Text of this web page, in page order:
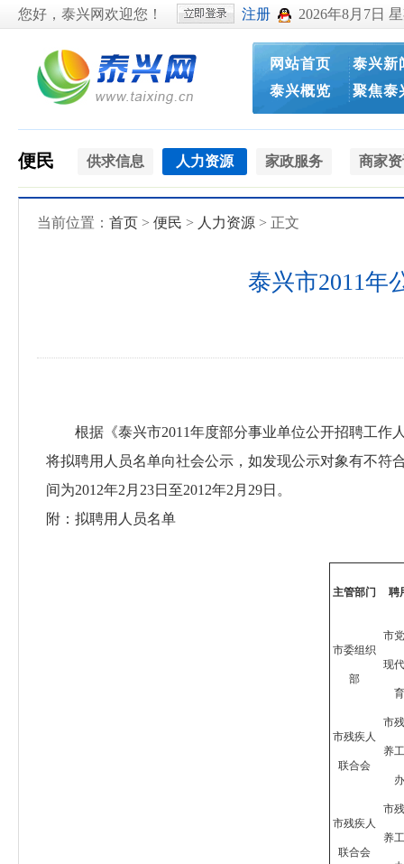
您好，泰兴网欢迎您！ 注册 2026年8月7日
网站首页
泰兴概览
泰兴新
聚焦泰
便民 供求信息 人力资源 家政服务 商家
当前位置： 首页 > 便民 > 人力资源 > 正文
泰兴市2011年
根据《泰兴市2011年度部分事业单位公开招聘工作
将拟聘用人员名单向社会公示，如发现公示对象有不符
间为2012年2月23日至2012年2月29日。
附：拟聘用人员名单
主管部门 聘
市委组织
部
市
现
市残疾人
联合会
市
养
市残疾人
联合会
市
养